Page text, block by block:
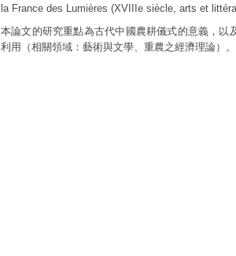
la France des Lumières (XVIIIe siècle, arts et
本論文的研究重點為古代中國農耕儀式的意義，以
利用（相關領域：藝術與文學、重農之經濟理論）。